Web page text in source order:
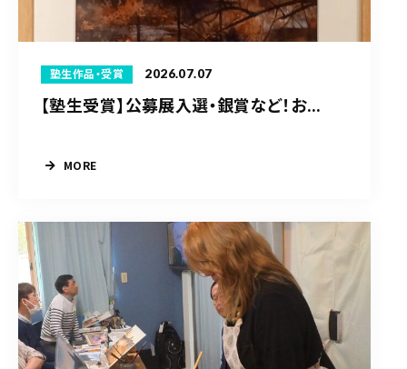
塾生作品・受賞 2026.07.07
【塾生受賞】公募展入選・銀賞など！お...
MORE